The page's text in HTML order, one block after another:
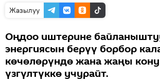
Жазылуу
Оңдоо иштерине
энергиясын берүү борбор
көчөлөрүндө жана жаңы
үзгүлтүккө учурайт.